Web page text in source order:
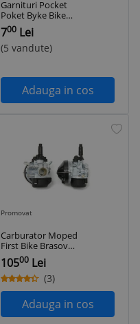
Garnituri Pocket
Poket Byke Bike
Mini ATV
700 Lei
(5 vandute)
Adauga in cos
Promovat
Carburator Moped
First Bike Brasov
Soclu Manual NOU
10500 Lei
(3)
Adauga in cos